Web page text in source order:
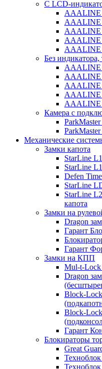
С LCD-
AAALINE
AAALINE
AAALINE
AAALINE
AAALINE
Без индикатора,
AAALINE
AAALINE
AAALINE
AAALINE
AAALINE
Камера с
Механические
Замки капота
StarLine
StarLine
Defen
StarLine
StarLine
капота
Замки на
Dragon
Гарант
Гарант
Замки на КПП
Mul-t-
Dragon
Block-Lock
Block-
Гарант
Блокираторы
Great